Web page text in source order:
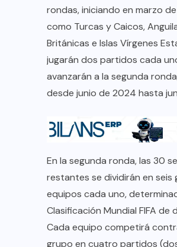
rondas, iniciando en marzo
como Turcas y Caicos,
Británicas e Islas Vírgenes
jugarán dos partidos cada
avanzarán a la segunda
desde junio de 2024 hasta
En la segunda ronda, las 30
restantes se dividirán en seis
equipos cada uno,
Clasificación Mundial FIFA de
Cada equipo competirá
grupo en cuatro partidos